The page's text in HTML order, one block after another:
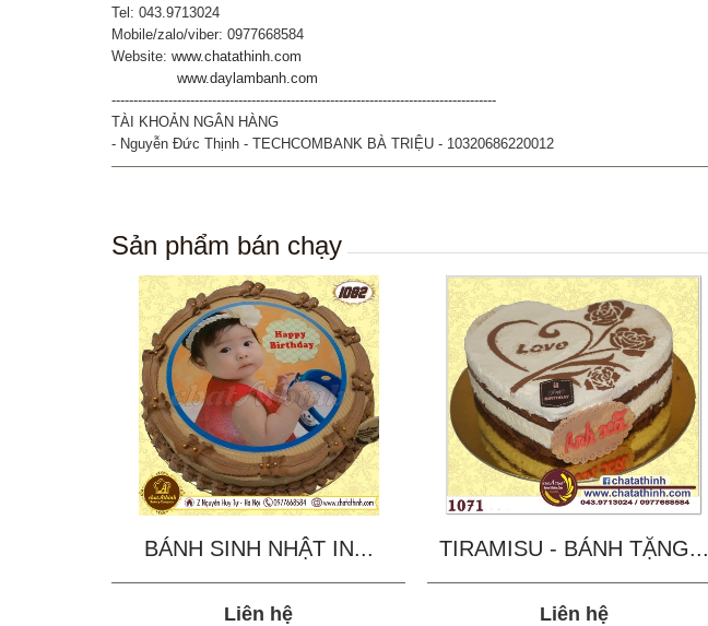
Tel: 043.9713024
Mobile/zalo/viber: 0977668584
Website: www.chatathinh.com
www.daylambanh.com
----------------------------------------------------------------------------------------
TÀI KHOẢN NGÂN HÀNG
- Nguyễn Đức Thịnh - TECHCOMBANK BÀ TRIỆU - 10320686220012
Sản phẩm bán chạy
BÁNH SINH NHẬT IN...
Liên hệ
TIRAMISU - BÁNH TẶNG...
Liên hệ